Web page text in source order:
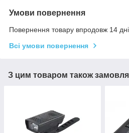
Умови повернення
Повернення товару впродовж 14
Всі умови повернення
З цим товаром також